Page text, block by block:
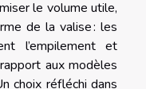
le volume utile,
de la valise : les
l’empilement et
aux modèles
choix réfléchi dans